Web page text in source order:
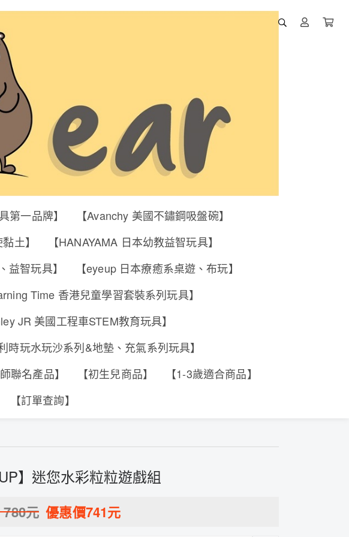
第一品牌】
【Avanchy 美國不鏽鋼吸盤碗】
土】
【HANAYAMA 日本幼教益智玩具】
益智玩具】
【eyeup 日本療癒系桌遊、布玩】
Time 香港兒童學習套裝系列玩具】
JR 美國工程車STEM教育玩具】
時玩水玩沙系列&地墊、充氣系列玩具】
聯名產品】 【初生兒商品】
【1-3歲適合商品】
【訂單查詢】
】迷您水彩粒粒遊戲組
780元 優惠價741元